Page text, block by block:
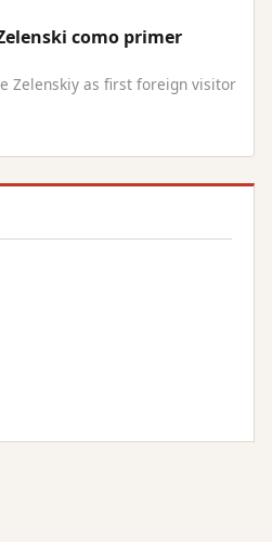
como primer
Zelenskiy as first foreign visitor